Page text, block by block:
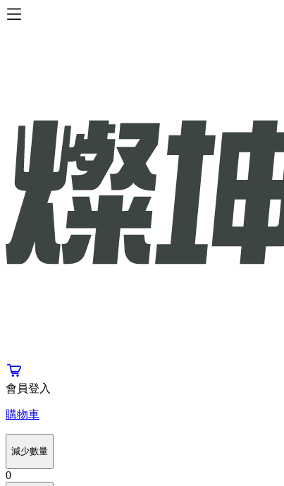
會員登入
購物車
減少數量
0